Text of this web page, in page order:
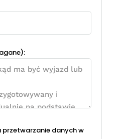
przetwarzanie danych w